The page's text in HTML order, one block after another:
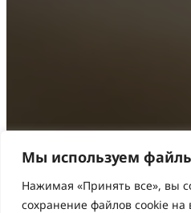
Мы используем
Нажимая «Принять все», вы
сохранение файлов cookie на